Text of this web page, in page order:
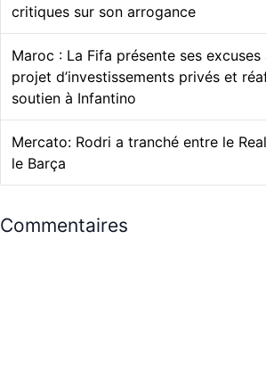
critiques sur son arrogance
Maroc : La Fifa présente ses excuses
projet d’investissements privés et
soutien à Infantino
Mercato: Rodri a tranché entre le
le Barça
Commentaires